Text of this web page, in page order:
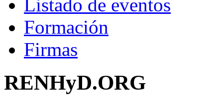
Listado de eventos
Formación
Firmas
RENHyD.ORG